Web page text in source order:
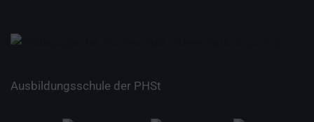
Ausbildungsschule der PHSt